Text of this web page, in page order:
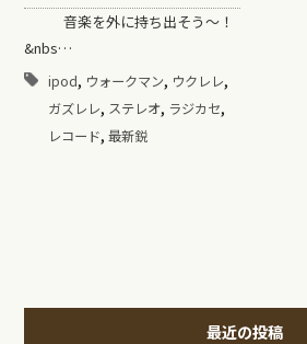
音楽を外に持ち出そう〜！
&nbs…
ipod, ウォークマン, ウクレレ,
ガズレレ, ステレオ, ラジカセ,
レコード, 最新鋭
最近の投稿